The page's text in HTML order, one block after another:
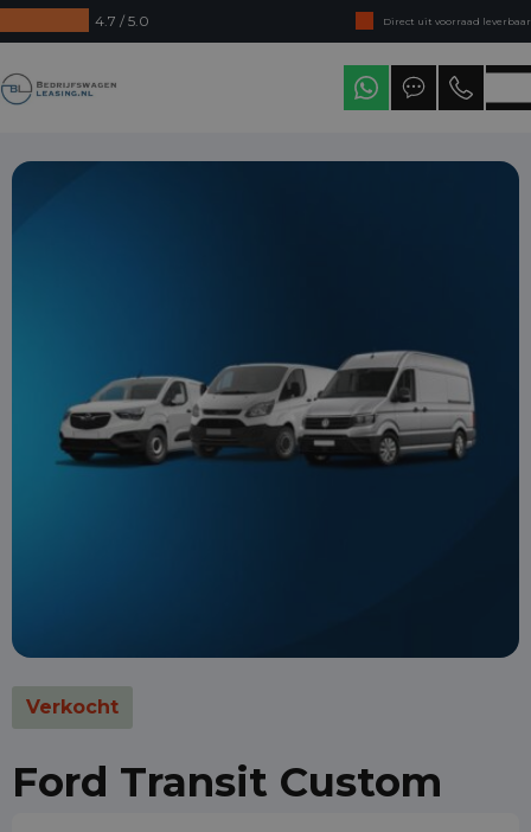
4.7 / 5.0
Direct uit voorraad leverbaar
Levering in heel Nederland
Verkocht
Ford Transit Custom